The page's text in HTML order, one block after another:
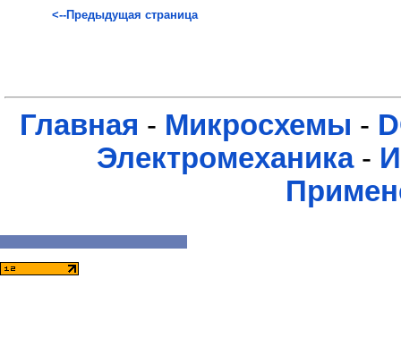
<--Предыдущая страница
Главная - Микросхемы -
Электромеханика-